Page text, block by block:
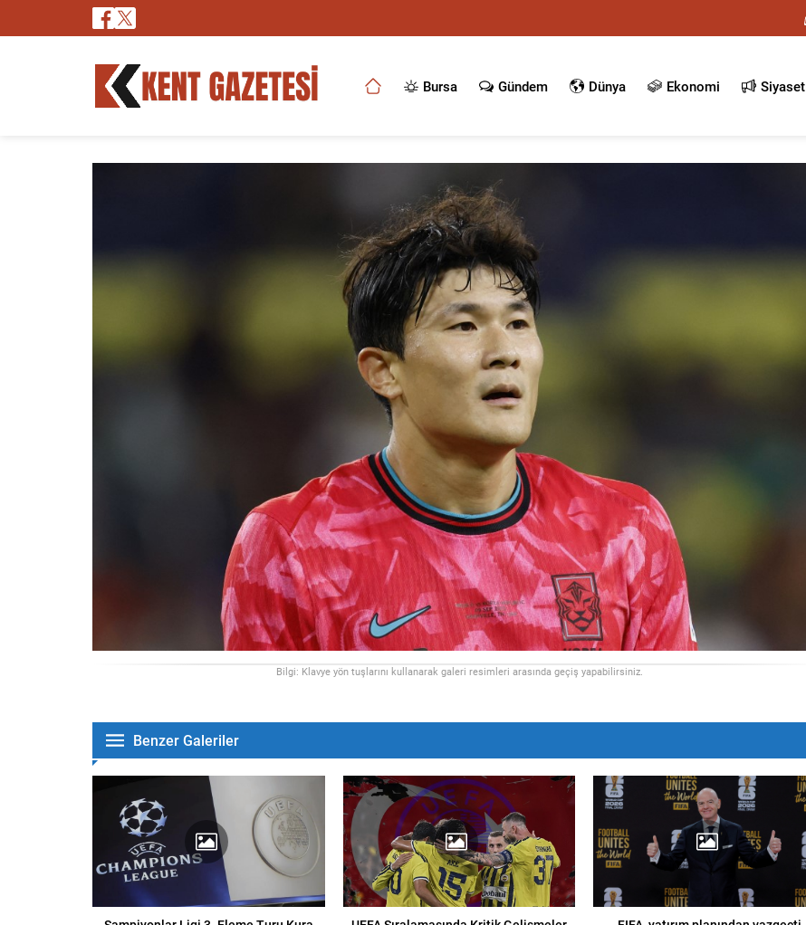
Bursa Gündem Dünya Ekonomi Siyaset
Bilgi: Klavye yön tuşlarını kullanarak galeri resimleri arasında geçiş yapabilirsiniz.
Benzer Galeriler